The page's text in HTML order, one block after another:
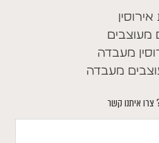
מעוצבים
מעבדה
מעבדה
צרו איתנו קשר